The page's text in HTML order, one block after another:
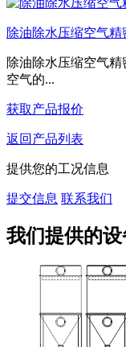
除油除水压缩空气精
除油除水压缩空气
空气的...
获取产品报价
返回产品列表
提供您的工况信息
提交信息 联系我们
我们提供的